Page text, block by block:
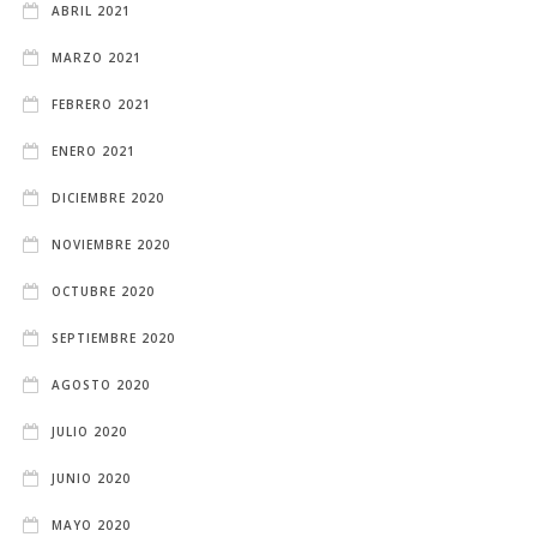
ABRIL 2021
MARZO 2021
FEBRERO 2021
ENERO 2021
DICIEMBRE 2020
NOVIEMBRE 2020
OCTUBRE 2020
SEPTIEMBRE 2020
AGOSTO 2020
JULIO 2020
JUNIO 2020
MAYO 2020